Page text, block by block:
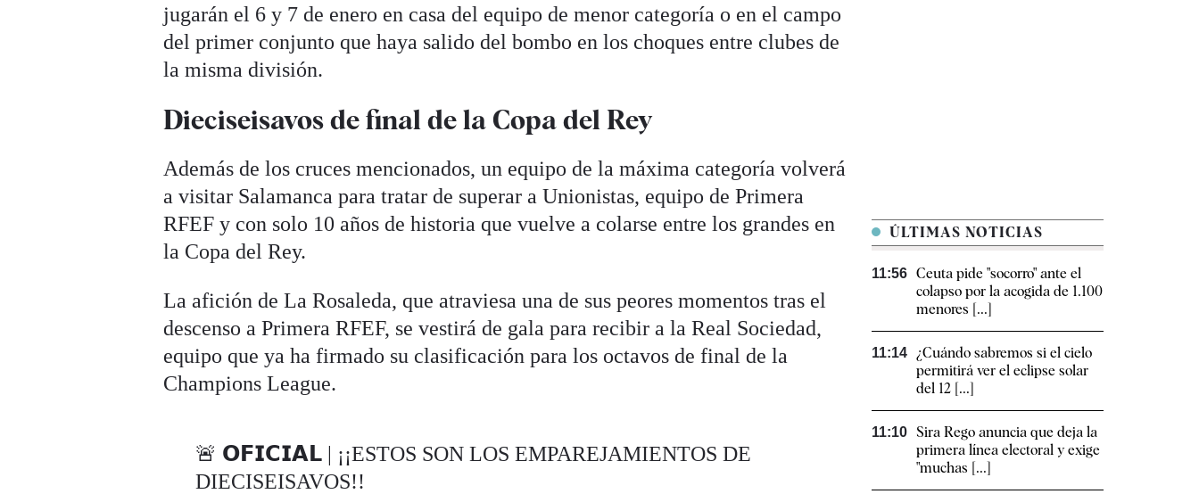
jugarán el 6 y 7 de enero en casa del equipo de menor categoría o en el campo
del primer conjunto que haya salido del bombo en los choques entre clubes de
la misma división.
Dieciseisavos de final de la Copa del Rey
Además de los cruces mencionados, un equipo de la máxima categoría volverá
a visitar Salamanca para tratar de superar a Unionistas, equipo de Primera
RFEF y con solo 10 años de historia que vuelve a colarse entre los grandes en
la Copa del Rey.
La afición de La Rosaleda, que atraviesa una de sus peores momentos tras el
descenso a Primera RFEF, se vestirá de gala para recibir a la Real Sociedad,
equipo que ya ha firmado su clasificación para los octavos de final de la
Champions League.
🚨 𝗢𝗙𝗜𝗖𝗜𝗔𝗟 | ¡¡ESTOS SON LOS EMPAREJAMIENTOS DE
DIECISEISAVOS!!
ÚLTIMAS NOTICIAS
11:56 Ceuta pide "socorro" ante el
colapso por la acogida de 1.100
menores [...]
11:14
¿Cuándo sabremos si el cielo
permitirá ver el eclipse solar
del 12 [...]
11:10
Sira Rego anuncia que deja la
primera línea electoral y exige
"muchas [...]